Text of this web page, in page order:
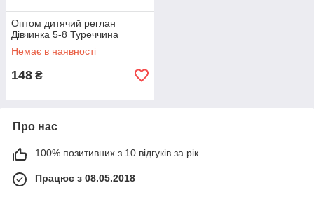
Оптом дитячий реглан
Дівчинка 5-8 Туреччина
Немає в наявності
148 ₴
Про нас
100% позитивних з 10 відгуків за рік
Працює з 08.05.2018